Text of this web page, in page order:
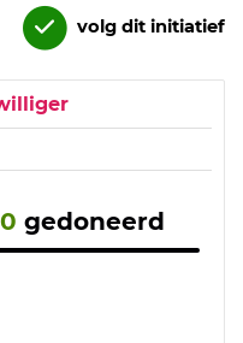
volg dit initiatief
gedoneerd